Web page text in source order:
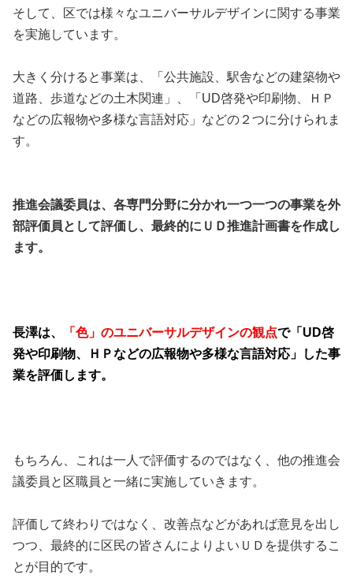
そして、区では様々なユニバーサルデザインに関する事業
を実施しています。
大きく分けると事業は、「公共施設、駅舎などの建築物や
道路、歩道などの土木関連」、「UD啓発や印刷物、ＨＰ
などの広報物や多様な言語対応」などの２つに分けられま
す。
推進会議委員は、各専門分野に分かれ一つ一つの事業を外
部評価員として評価し、最終的にＵＤ推進計画書を作成し
ます。
長澤は、 「色」のユニバーサルデザインの観点で「UD啓
発や印刷物、ＨＰなどの広報物や多様な言語対応」した事
業を評価します。
もちろん、これは一人で評価するのではなく、他の推進会
議委員と区職員と一緒に実施していきます。
評価して終わりではなく、改善点などがあれば意見を出し
つつ、最終的に区民の皆さんによりよいＵＤを提供するこ
とが目的です。